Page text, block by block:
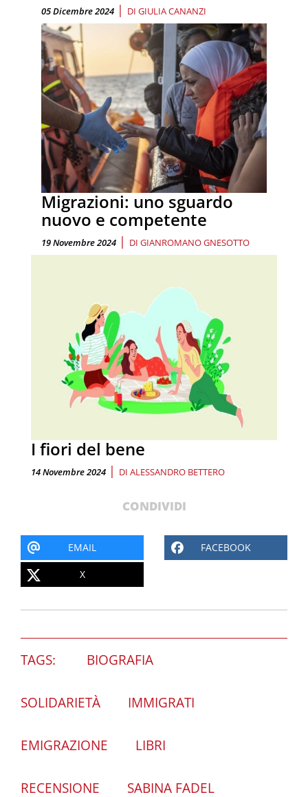
05 Dicembre 2024 | DI GIULIA CANANZI
Migrazioni: uno sguardo
nuovo e competente
19 Novembre 2024 | DI GIANROMANO GNESOTTO
I fiori del bene
14 Novembre 2024 | DI ALESSANDRO BETTERO
CONDIVIDI
EMAIL FACEBOOK
X
TAGS: BIOGRAFIA
SOLIDARIETÀ IMMIGRATI
EMIGRAZIONE LIBRI
RECENSIONE SABINA FADEL